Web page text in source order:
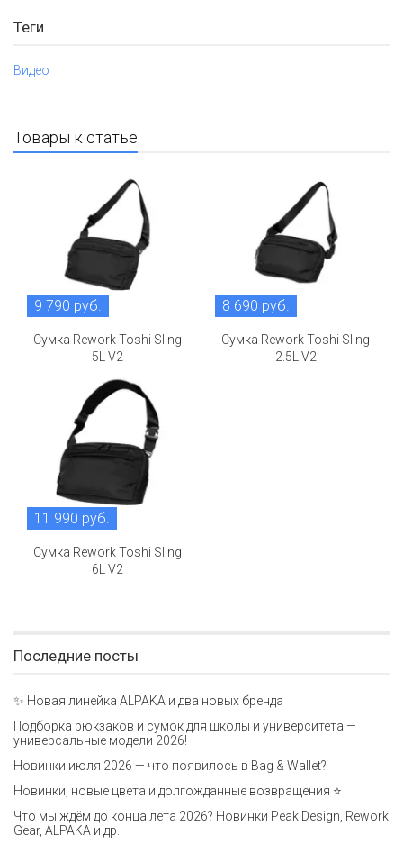
Теги
Видео
Товары к статье
9 790 руб.
Сумка Rework Toshi Sling
5L V2
8 690 руб.
Сумка Rework Toshi Sling
2.5L V2
11 990 руб.
Сумка Rework Toshi Sling
6L V2
Последние посты
✨ Новая линейка ALPAKA и два новых бренда
Подборка рюкзаков и сумок для школы и университета —
универсальные модели 2026!
Новинки июля 2026 — что появилось в Bag & Wallet?
Новинки, новые цвета и долгожданные возвращения ⭐️
Что мы ждём до конца лета 2026? Новинки Peak Design, Rework
Gear, ALPAKA и др.